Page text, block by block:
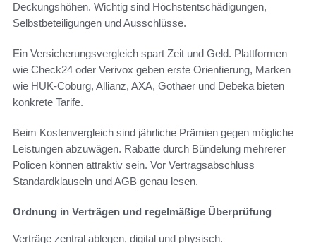
Deckungshöhen. Wichtig sind Höchstentschädigungen,
Selbstbeteiligungen und Ausschlüsse.
Ein Versicherungsvergleich spart Zeit und Geld. Plattformen
wie Check24 oder Verivox geben erste Orientierung, Marken
wie HUK-Coburg, Allianz, AXA, Gothaer und Debeka bieten
konkrete Tarife.
Beim Kostenvergleich sind jährliche Prämien gegen mögliche
Leistungen abzuwägen. Rabatte durch Bündelung mehrerer
Policen können attraktiv sein. Vor Vertragsabschluss
Standardklauseln und AGB genau lesen.
Ordnung in Verträgen und regelmäßige Überprüfung
Verträge zentral ablegen, digital und physisch.